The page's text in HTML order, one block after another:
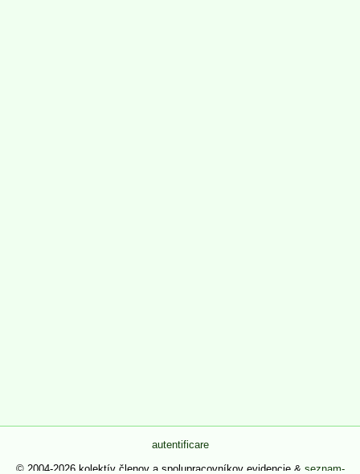
autentificare
© 2004-2026 kolektív členov a spolupracovníkov evidencie & seznam-